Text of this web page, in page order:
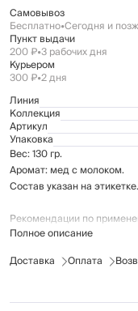
Самовывоз
Бесплатно•Сегодня и
Пункт выдачи
200 ₽•3 рабочих дня
Курьером
300 ₽•2 дня
Линия
Коллекция
Артикул
Упаковка
Вес: 130 гр.
Аромат: мед с молоком.
Состав указан на этикетке.
Рекомендации по
размешайте воду, чтобы
Срок годности: 24 месяца.
Полное описание
Доставка
Оплата